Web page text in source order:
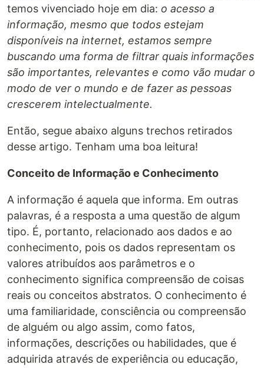
temos vivenciado hoje em dia: o acesso a
informação, mesmo que todos estejam
disponíveis na internet, estamos sempre
buscando uma forma de filtrar quais informações
são importantes, relevantes e como vão mudar o
modo de ver o mundo e de fazer as pessoas
crescerem intelectualmente.
Então, segue abaixo alguns trechos retirados
desse artigo. Tenham uma boa leitura!
Conceito de Informação e Conhecimento
A informação é aquela que informa. Em outras
palavras, é a resposta a uma questão de algum
tipo. É, portanto, relacionado aos dados e ao
conhecimento, pois os dados representam os
valores atribuídos aos parâmetros e o
conhecimento significa compreensão de coisas
reais ou conceitos abstratos. O conhecimento é
uma familiaridade, consciência ou compreensão
de alguém ou algo assim, como fatos,
informações, descrições ou habilidades, que é
adquirida através de experiência ou educação,